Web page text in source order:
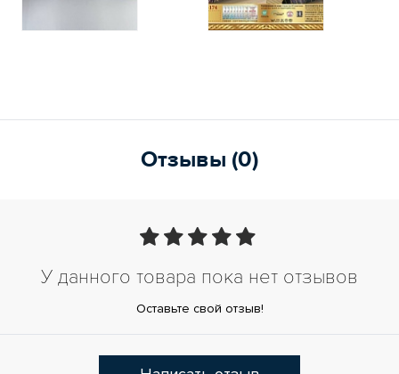
Отзывы (0)
У данного товара пока нет отзывов
Оставьте свой отзыв!